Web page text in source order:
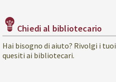
Chiedi al bibliotecario
Hai bisogno di aiuto? Rivolgi i tuoi
quesiti ai bibliotecari.